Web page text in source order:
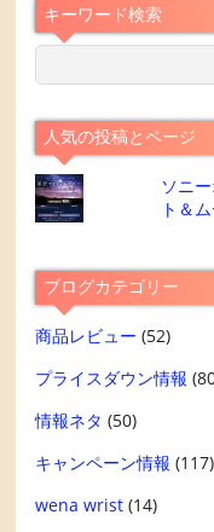
キーワード検索
人気の投稿とページ
ソニ
ト＆
ブログカテゴリー
商品レビュー (52)
プライスダウン情報
情報ネタ (50)
キャンペーン情報 (117)
wena wrist (14)